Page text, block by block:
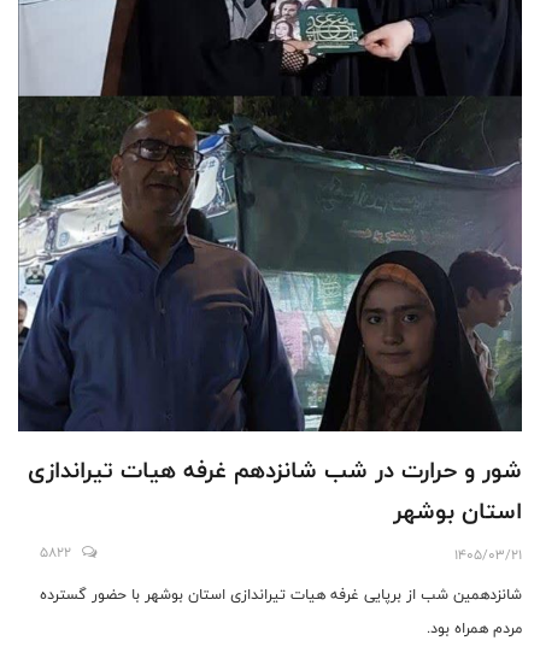
شور و حرارت در شب شانزدهم غرفه هیات تیراندازی
استان بوشهر
1405/03/21
5822
شانزدهمین شب از برپایی غرفه هیات تیراندازی استان بوشهر با حضور گسترده
مردم همراه بود.